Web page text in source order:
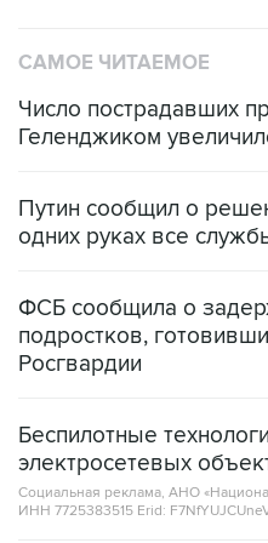
САМОЕ ЧИТАЕМОЕ
Число пострадавших
Геленджиком
Путин сообщил о
одних руках все
ФСБ сообщила о
подростков,
Росгвардии
Беспилотные
электросетевых
Социальная реклама, АНО
ИНН 7725383515 Erid: